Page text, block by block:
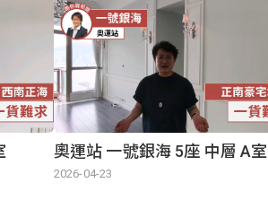
奧運站 一號銀海 5座 中層 A室
2026-04-23